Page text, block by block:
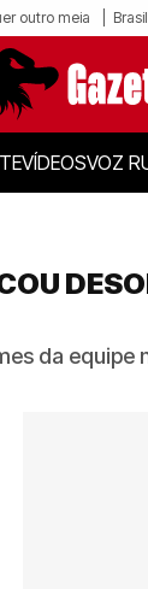
outro meia
VÍDEOSVOZ
da